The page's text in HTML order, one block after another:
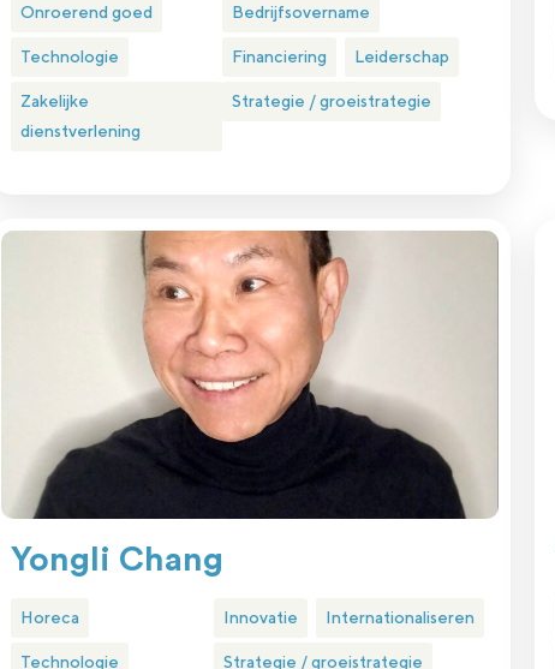
Onroerend goed
Technologie
Zakelijke
dienstverlening
Bedrijfsovername
Financiering Leiderschap
Strategie / groeistrategie
Yongli Chang
Horeca
Technologie
Innovatie Internationaliseren
Strategie / groeistrategie